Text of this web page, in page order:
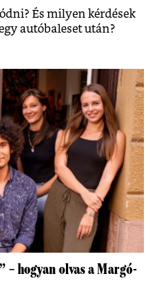
És milyen kérdések
autóbaleset után?
– hogyan olvas a Margó-